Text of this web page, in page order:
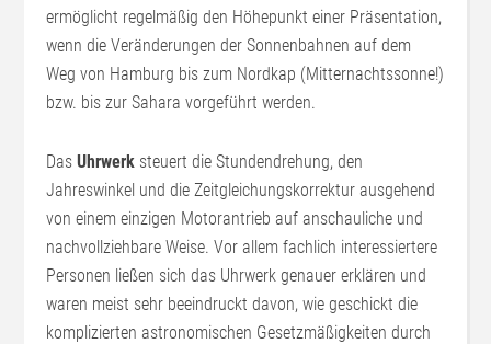
ermöglicht regelmäßig den Höhepunkt einer Präsentation,
wenn die Veränderungen der Sonnenbahnen auf dem
Weg von Hamburg bis zum Nordkap (Mitternachtssonne!)
bzw. bis zur Sahara vorgeführt werden.
DasUhrwerk steuert die Stundendrehung, den
Jahreswinkel und die Zeitgleichungskorrektur ausgehend
von einem einzigen Motorantrieb auf anschauliche und
nachvollziehbare Weise. Vor allem fachlich interessiertere
Personen ließen sich das Uhrwerk genauer erklären und
waren meist sehr beeindruckt davon, wie geschickt die
komplizierten astronomischen Gesetzmäßigkeiten durch